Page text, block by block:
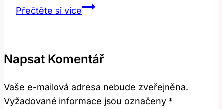
Přečtěte si víceOperace
psa:
a
co
Napsat Komentář
Vaše e-mailová adresa nebude zveřejněna.
Vyžadované informace jsou označeny *